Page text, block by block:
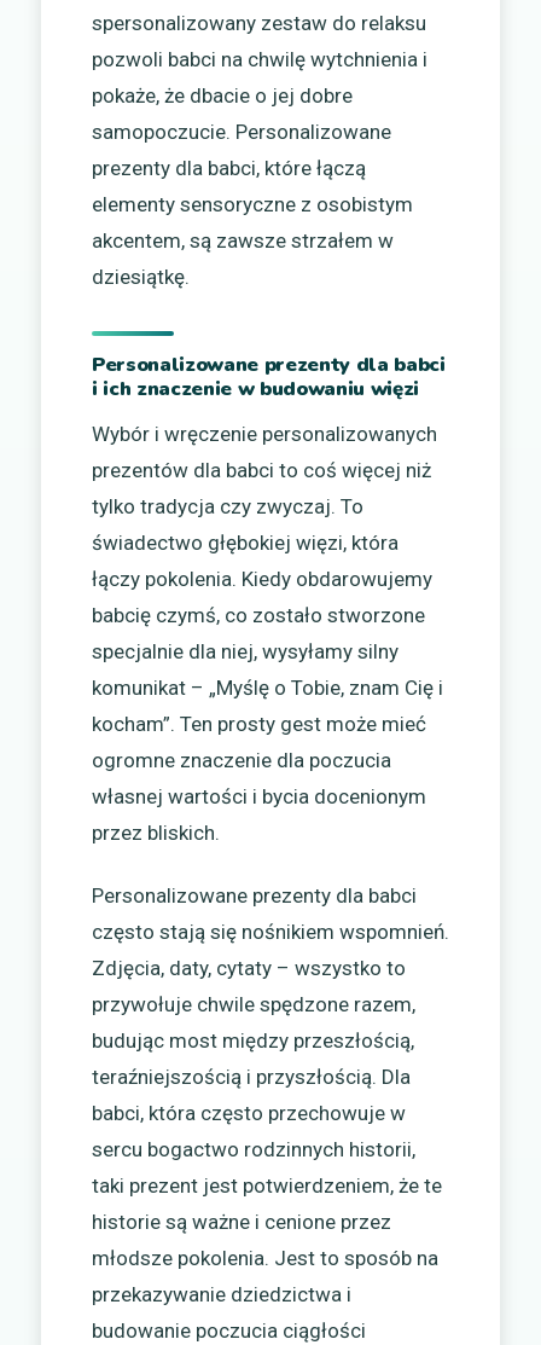
spersonalizowany zestaw do relaksu
pozwoli babci na chwilę wytchnienia i
pokaże, że dbacie o jej dobre
samopoczucie. Personalizowane
prezenty dla babci, które łączą
elementy sensoryczne z osobistym
akcentem, są zawsze strzałem w
dziesiątkę.
Personalizowane prezenty dla babci
i ich znaczenie w budowaniu więzi
Wybór i wręczenie personalizowanych
prezentów dla babci to coś więcej niż
tylko tradycja czy zwyczaj. To
świadectwo głębokiej więzi, która
łączy pokolenia. Kiedy obdarowujemy
babcię czymś, co zostało stworzone
specjalnie dla niej, wysyłamy silny
komunikat – „Myślę o Tobie, znam Cię i
kocham”. Ten prosty gest może mieć
ogromne znaczenie dla poczucia
własnej wartości i bycia docenionym
przez bliskich.
Personalizowane prezenty dla babci
często stają się nośnikiem wspomnień.
Zdjęcia, daty, cytaty – wszystko to
przywołuje chwile spędzone razem,
budując most między przeszłością,
teraźniejszością i przyszłością. Dla
babci, która często przechowuje w
sercu bogactwo rodzinnych historii,
taki prezent jest potwierdzeniem, że te
historie są ważne i cenione przez
młodsze pokolenia. Jest to sposób na
przekazywanie dziedzictwa i
budowanie poczucia ciągłości